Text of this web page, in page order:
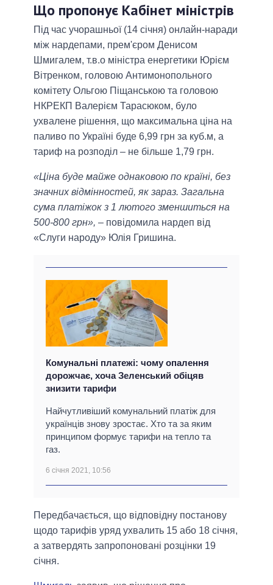
Що пропонує Кабінет міністрів
Під час учорашньої (14 січня) онлайн-наради
між нардепами, прем'єром Денисом
Шмигалем, т.в.о міністра енергетики Юрієм
Вітренком, головою Антимонопольного
комітету Ольгою Піщанською та головою
НКРЕКП Валерієм Тарасюком, було
ухвалене рішення, що максимальна ціна на
паливо по Україні буде 6,99 грн за куб.м, а
тариф на розподіл – не більше 1,79 грн.
«Ціна буде майже однаковою по країні, без
значних відмінностей, як зараз. Загальна
сума платіжок з 1 лютого зменшиться на
500-800 грн», – повідомила нардеп від
«Слуги народу» Юлія Гришина.
Комунальні платежі: чому опалення
дорожчає, хоча Зеленський обіцяв
знизити тарифи
Найчутливіший комунальний платіж для
українців знову зростає. Хто та за яким
принципом формує тарифи на тепло та
газ.
6 січня 2021, 10:56
Передбачається, що відповідну постанову
щодо тарифів уряд ухвалить 15 або 18 січня,
а затвердять запропоновані розцінки 19
січня.